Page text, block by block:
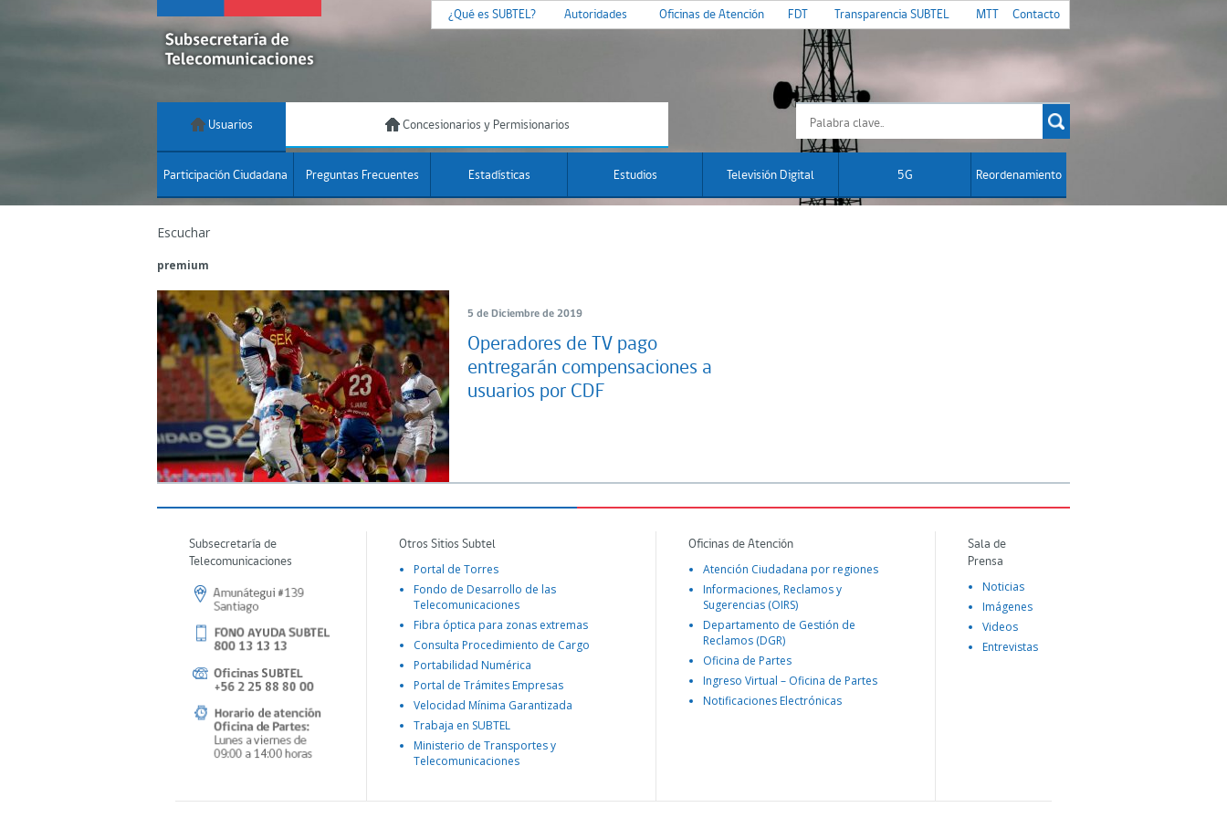
¿Qué es SUBTEL? Autoridades Oficinas de Atención FDT Transparencia SUBTEL MTT Contacto
Usuarios Concesionarios y Permisionarios
Participación Ciudadana Preguntas Frecuentes Estadísticas Estudios Televisión Digital 5G Reordenamiento
Escuchar
premium
5 de Diciembre de 2019
Operadores de TV pago
entregarán compensaciones a
usuarios por CDF
Subsecretaría de
Telecomunicaciones
Otros Sitios Subtel
Portal de Torres
Fondo de Desarrollo de las
Telecomunicaciones
Fibra óptica para zonas extremas
Consulta Procedimiento de Cargo
Portabilidad Numérica
Portal de Trámites Empresas
Velocidad Mínima Garantizada
Trabaja en SUBTEL
Ministerio de Transportes y
Telecomunicaciones
Oficinas de Atención
Atención Ciudadana por regiones
Informaciones, Reclamos y
Sugerencias (OIRS)
Departamento de Gestión de
Reclamos (DGR)
Oficina de Partes
Ingreso Virtual – Oficina de Partes
Notificaciones Electrónicas
Sala de
Prensa
Noticias
Imágenes
Videos
Entrevistas